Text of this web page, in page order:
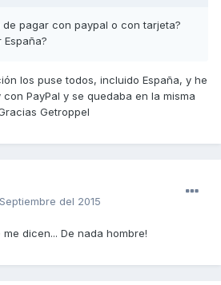
pagar con paypal o con tarjeta?
los puse todos, incluido España, y he
PayPal y se quedaba en la misma
Getroppel
del 2015
dicen... De nada hombre!